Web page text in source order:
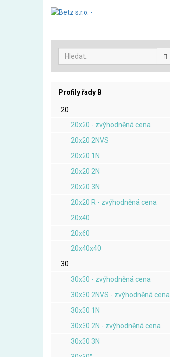
Profily řady B
20
20x20 - zvýhodněná cena
20x20 2NVS
20x20 1N
20x20 2N
20x20 3N
20x20 R - zvýhodněná cena
20x40
20x60
20x40x40
30
30x30 - zvýhodněná cena
30x30 2NVS - zvýhodněná cena
30x30 1N
30x30 2N - zvýhodněná cena
30x30 3N